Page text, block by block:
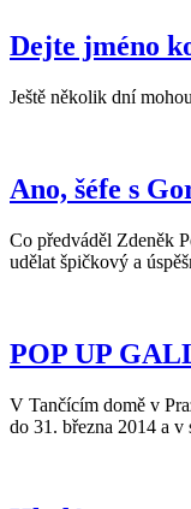
Dejte jméno
Ještě několik dní
Ano, šéfe s
Co předváděl Zdeněk
udělat špičkový a
POP UP
V Tančícím domě v
do 31. března 2014 a